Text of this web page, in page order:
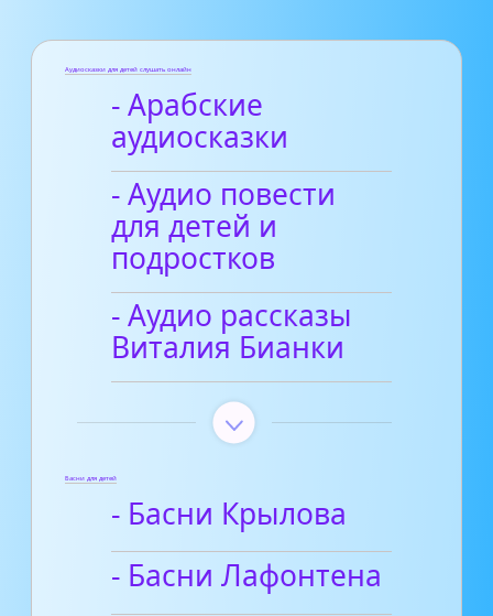
Аудиосказки для детей слушать онлайн
- Арабские
аудиосказки
- Аудио повести
для детей и
подростков
- Аудио рассказы
Виталия Бианки
Басни для детей
- Басни Крылова
- Басни Лафонтена